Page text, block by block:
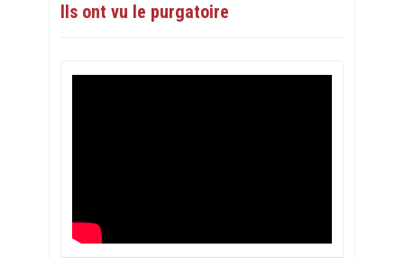
Ils ont vu le purgatoire